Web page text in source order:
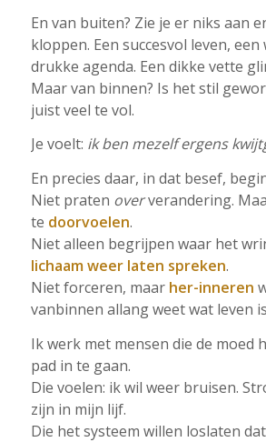
En van buiten? Zie je er niks aan
kloppen. Een succesvol leven,
drukke agenda. Een dikke vette
Maar van binnen? Is het stil
juist veel te vol.
Je voelt: ik ben mezelf ergens
En precies daar, in dat besef,
Niet praten oververandering.
te doorvoelen.
Niet alleen begrijpen waar het
lichaam weer laten spreken.
Niet forceren, maar her-inneren
vanbinnen allang weet wat leven
Ik werk met mensen die de moed
pad in te gaan.
Die voelen: ik wil weer bruisen.
zijn in mijn lijf.
Die het systeem willen loslaten